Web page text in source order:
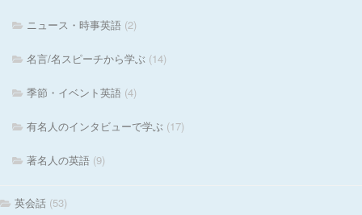
ニュース・時事英語 (2)
名言/名スピーチから学ぶ (14)
季節・イベント英語 (4)
有名人のインタビューで学ぶ (17)
著名人の英語 (9)
英会話 (53)